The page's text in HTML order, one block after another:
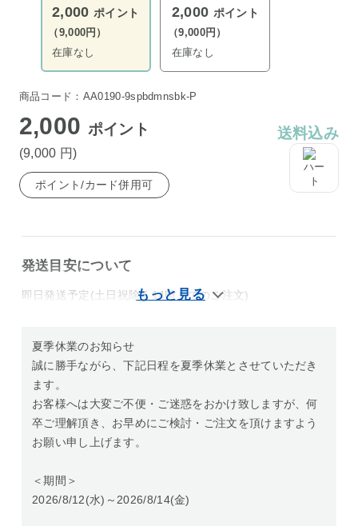
2,000 ポイント
（9,000円）
在庫なし
2,000 ポイント
（9,000円）
在庫なし
商品コード：AA0190-9spbdmnsbk-P
2,000 ポイント
(9,000 円)
送料込み
ポイント/カード併用可
発送目安について
即日発送予定(土日祝除く14時までのご注文)
夏季休業のお知らせ
誠に勝手ながら、下記日程を夏季休業とさせていただき
ます。
お客様へは大変ご不便・ご迷惑をおかけ致しますが、何
卒ご理解頂き、お早めにご検討・ご注文を頂けますよう
お願い申し上げます。
＜期間＞
2026/8/12(水)～2026/8/14(金)